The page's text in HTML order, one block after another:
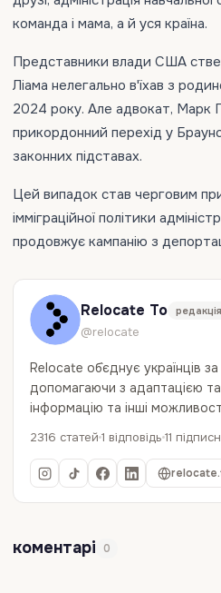
команда і мама, а й уся країна.
Представники влади США
Ліама нелегально в'їхав з
2024 року. Але адвокат, Марк
прикордонний перехід у
законних підставах.
Цей випадок став черговим
імміграційної політики
продовжує кампанію з
Relocate To редакція
@relocate
Relocate об`єднує українців
допомагаючи з адаптацією
інформацію та інші
2316 статей 1 відповідь 11
коментарі 0